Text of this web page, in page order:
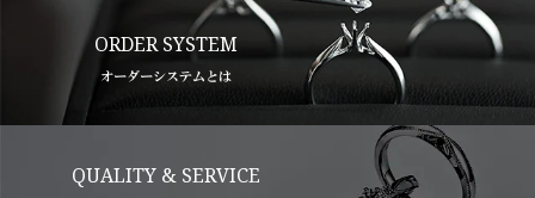
ORDER SYSTEM
オーダーシステムとは
QUALITY & SERVICE